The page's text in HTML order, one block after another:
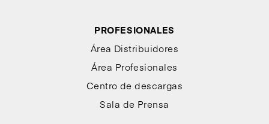
PROFESIONALES
Área Distribuidores
Área Profesionales
Centro de descargas
Sala de Prensa